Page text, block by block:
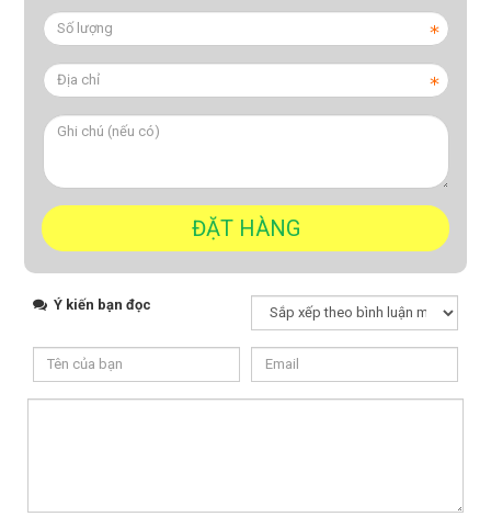
Ý kiến bạn đọc